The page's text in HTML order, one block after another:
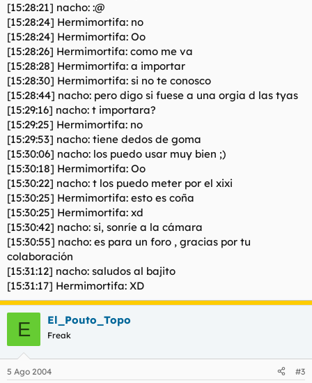
[15:28:21] nacho: :@
[15:28:24] Hermimortifa: no
[15:28:24] Hermimortifa: Oo
[15:28:26] Hermimortifa: como me va
[15:28:28] Hermimortifa: a importar
[15:28:30] Hermimortifa: si no te conosco
[15:28:44] nacho: pero digo si fuese a una orgia d las tyas
[15:29:16] nacho: t importara?
[15:29:25] Hermimortifa: no
[15:29:53] nacho: tiene dedos de goma
[15:30:06] nacho: los puedo usar muy bien ;)
[15:30:18] Hermimortifa: Oo
[15:30:22] nacho: t los puedo meter por el xixi
[15:30:25] Hermimortifa: esto es coña
[15:30:25] Hermimortifa: xd
[15:30:42] nacho: si, sonríe a la cámara
[15:30:55] nacho: es para un foro , gracias por tu
colaboración
[15:31:12] nacho: saludos al bajito
[15:31:17] Hermimortifa: XD
E El_Pouto_Topo
Freak
5 Ago 2004 #3